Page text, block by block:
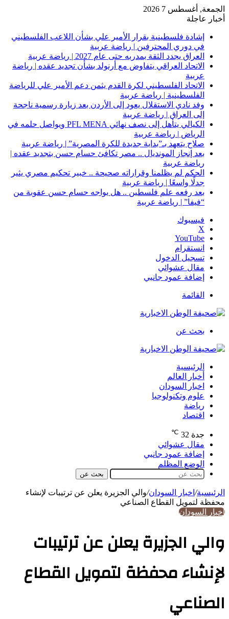
الجمعة, أغسطس 7 2026
أخبار عاجلة
إشادة فلسطينية بقرار الأمير علي بشأن اللاعب الفلسطيني
في دوري المحترفين | رياضة عربية
العراق يجدد الثقة بمدربه حتى عام 2027 | رياضة عربية
الاتحاد العراقي يتفاوض مع أرنولد بشأن تجديد عقده | رياضة
عربية
الاتحاد الفلسطيني لكرة القدم يثمن دعم الأمير علي للرياضة
الفلسطينية | رياضة عربية
وفد نادي الاستقلال يعود إلى الأردن بعد زيارة رسمية ناجحة
إلى العراق | رياضة عربية
الكيالي يتأهل إلى نصف نهائي PFL MENA ويواصل حلمه في
الرياض | رياضة عربية
صلاح يتعهد بـ”بداية جديدة للكرة المصرية” | رياضة عربية
بعد إنجاز المونديال .. مصر تكافئ حسام حسن بتجديد عقده |
رياضة عربية
الحكم لم يظلمنا وقراراته صحيحة .. خبير تحكيم مصري يثير
جدلًا واسعًا | رياضة عربية
بعد رفعه علم فلسطين .. هل يواجه حسام حسن عقوبة من
“فيفا” | رياضة عربية
فيسبوك
‫X
‫YouTube
انستقرام
تسجيل الدخول
مقال عشوائي
إضافة عمود جانبي
القائمة
بحث عن
الرئيسية
أخبار العالم
اخبار السودان
علوم وتكنولوجيا
رياضة
اقتصاد
جدة 32
℃
مقال عشوائي
إضافة عمود جانبي
الوضع المظلم
بحث عن
الرئيسية/ اخبار السودان/والي الجزيرة يعلن عن ترتيبات لإنشاء
محفظة لتمويل القطاع الصناعي
اخبار السودان
والي الجزيرة يعلن عن ترتيبات
لإنشاء محفظة لتمويل القطاع
الصناعي